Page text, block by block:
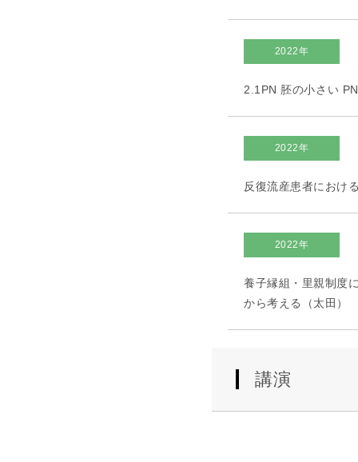
2022年
2.1PN 胚の小さい
2022年
反復流産患者におけ
2022年
養子縁組・里親制度
から考える（太田）
講演